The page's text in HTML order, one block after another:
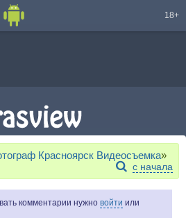
18+
Красноярск Видеосъемка»
с начала
комментарии нужно войти или